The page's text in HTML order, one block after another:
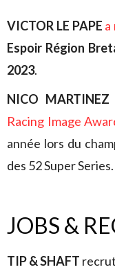
VICTOR LE PAPE a
Espoir Région
2023.
NICO MARTINEZ
Racing Image
année lors du
des 52 Super Series.
JOBS &
TIP & SHAFT